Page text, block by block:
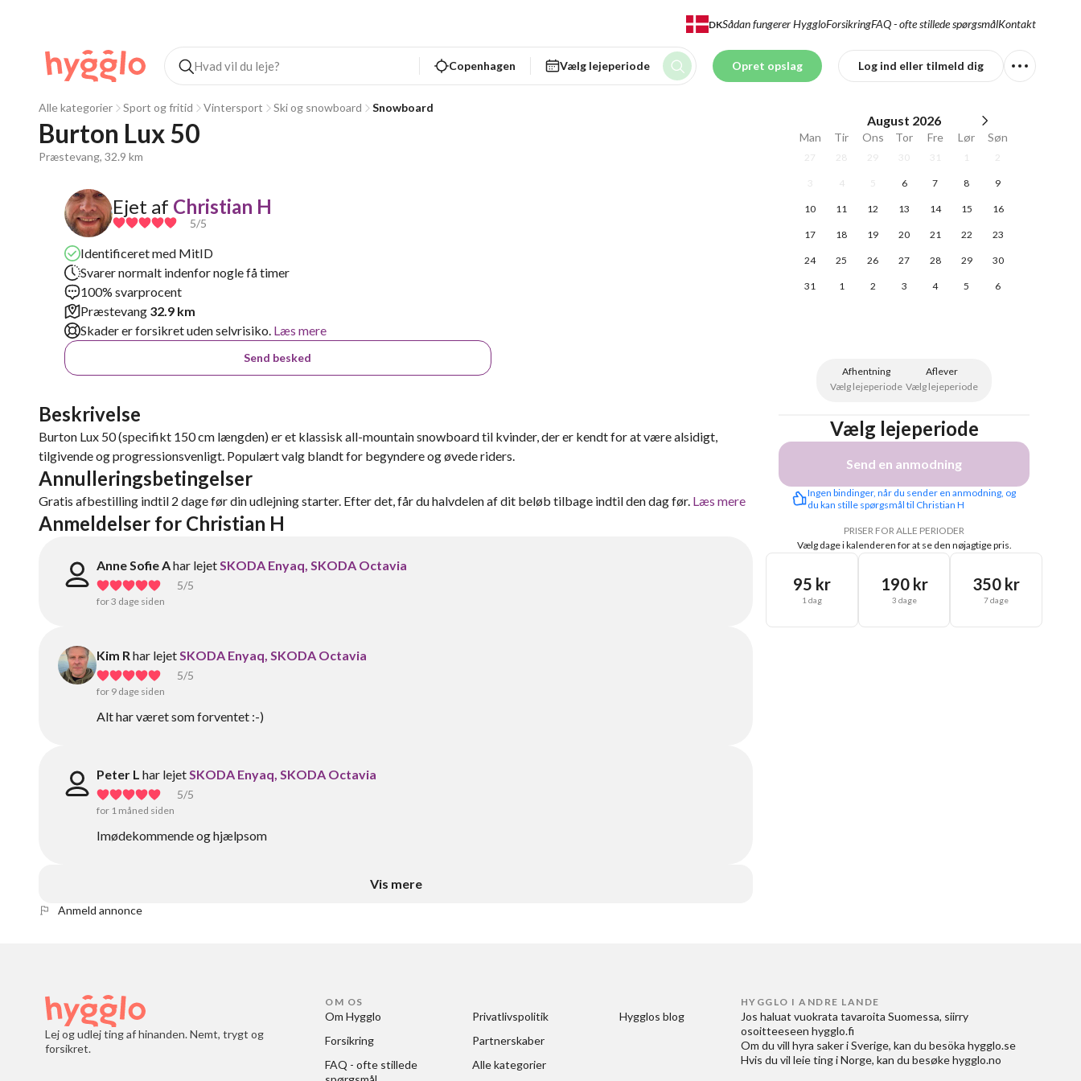
DKSådan fungerer HyggloForsikringFAQ - ofte stillede spørgsmålKontakt
Copenhagen Vælg lejeperiode Opret opslag Log ind eller tilmeld dig
Alle kategorier Sport og fritid Vintersport Ski og snowboard Snowboard
Burton Lux 50
Præstevang, 32.9 km
Ejet af Christian H
5/5
Identificeret med MitID
Svarer normalt indenfor nogle få timer
100% svarprocent
Præstevang 32.9 km
Skader er forsikret uden selvrisiko. Læs mere
Send besked
Beskrivelse
Burton Lux 50 (specifikt 150 cm længden) er et klassisk all-mountain snowboard til kvinder, der er kendt for at være alsidigt,
tilgivende og progressionsvenligt. Populært valg blandt for begyndere og øvede riders.
Annulleringsbetingelser
Gratis afbestilling indtil 2 dage før din udlejning starter. Efter det, får du halvdelen af dit beløb tilbage indtil den dag før. Læs mere
Anmeldelser for Christian H
Anne Sofie Ahar lejetSKODA Enyaq, SKODA Octavia
5/5
for 3 dage siden
Kim Rhar lejetSKODA Enyaq, SKODA Octavia
5/5
for 9 dage siden
Alt har været som forventet :-)
Peter L har lejetSKODA Enyaq, SKODA Octavia
5/5
for 1 måned siden
Imødekommende og hjælpsom
Vis mere
August 2026
Man Tir Ons Tor Fre Lør Søn
27 28 29 30 31 1 2
3 4 5 6 7 8 9
10 11 12 13 14 15 16
17 18 19 20 21 22 23
24 25 26 27 28 29 30
31 1 2 3 4 5 6
Afhentning
Vælg lejeperiode
Aflever
Vælg lejeperiode
Vælg lejeperiode
Send en anmodning
Ingen bindinger, når du sender en anmodning, og
du kan stille spørgsmål til Christian H
PRISER FOR ALLE PERIODER
Vælg dage i kalenderen for at se den nøjagtige pris.
95 kr
1 dag
190 kr
3 dage
350 kr
7 dage
Anmeld annonce
Lej og udlej ting af hinanden. Nemt, trygt og
forsikret.
OM OS
Om Hygglo
Forsikring
FAQ - ofte stillede
Privatlivspolitik
Partnerskaber
Alle kategorier
Hygglos blog
HYGGLO I ANDRE LANDE
Jos haluat vuokrata tavaroita Suomessa, siirry
osoitteeseen hygglo.fi
Om du vill hyra saker i Sverige, kan du besöka hygglo.se
Hvis du vil leie ting i Norge, kan du besøke hygglo.no